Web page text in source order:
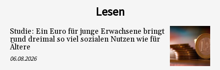
Lesen
Studie: Ein Euro für junge Erwachsene bringt
rund dreimal so viel sozialen Nutzen wie für
Ältere
06.08.2026